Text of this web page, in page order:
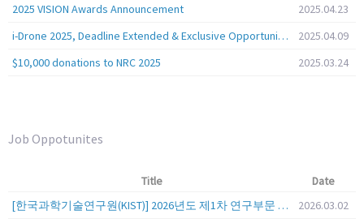
2025 VISION Awards Announcement
2025.04.23
i-Drone 2025, Deadline Extended & Exclusive Opportunity to Travel to Korea!
2025.04.09
$10,000 donations to NRC 2025
2025.03.24
Job Oppotunites
Title
Date
[한국과학기술연구원(KIST)] 2026년도 제1차 연구부문 공개채용 안내
2026.03.02